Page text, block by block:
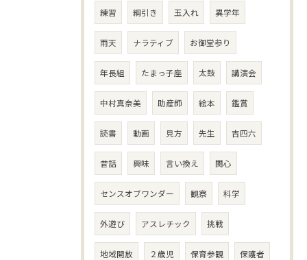
練習 綱引き 玉入れ 異学年
雨天 ナラティブ お御堂参り
年長組 たまっ子座 太鼓 講演会
中村真奈美 助産師 絵本 鑑賞
読書 動画 見方 先生 吉四六
昔話 興味 言い換え 関心
センスオブワンダー 観察 科学
外遊び アスレチック 挑戦
地域開放 ２歳児 保育参観 保護者